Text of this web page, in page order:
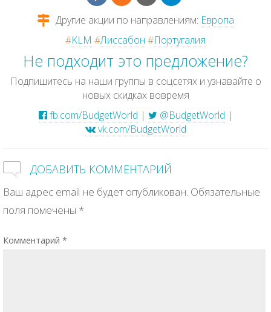
Другие акции по направлениям: Европа
#KLM #Лиссабон #Португалия
Не подходит это предложение?
Подпишитесь на наши группы в соцсетях и узнавайте о
новых скидках вовремя
fb.com/BudgetWorld | @BudgetWorld |
vk.com/BudgetWorld
ДОБАВИТЬ КОММЕНТАРИЙ
Ваш адрес email не будет опубликован. Обязательные
поля помечены *
Комментарий *